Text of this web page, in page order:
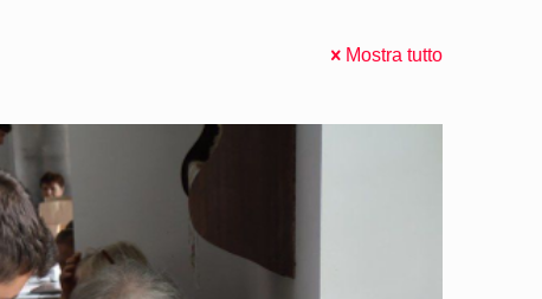
Mostra tutto